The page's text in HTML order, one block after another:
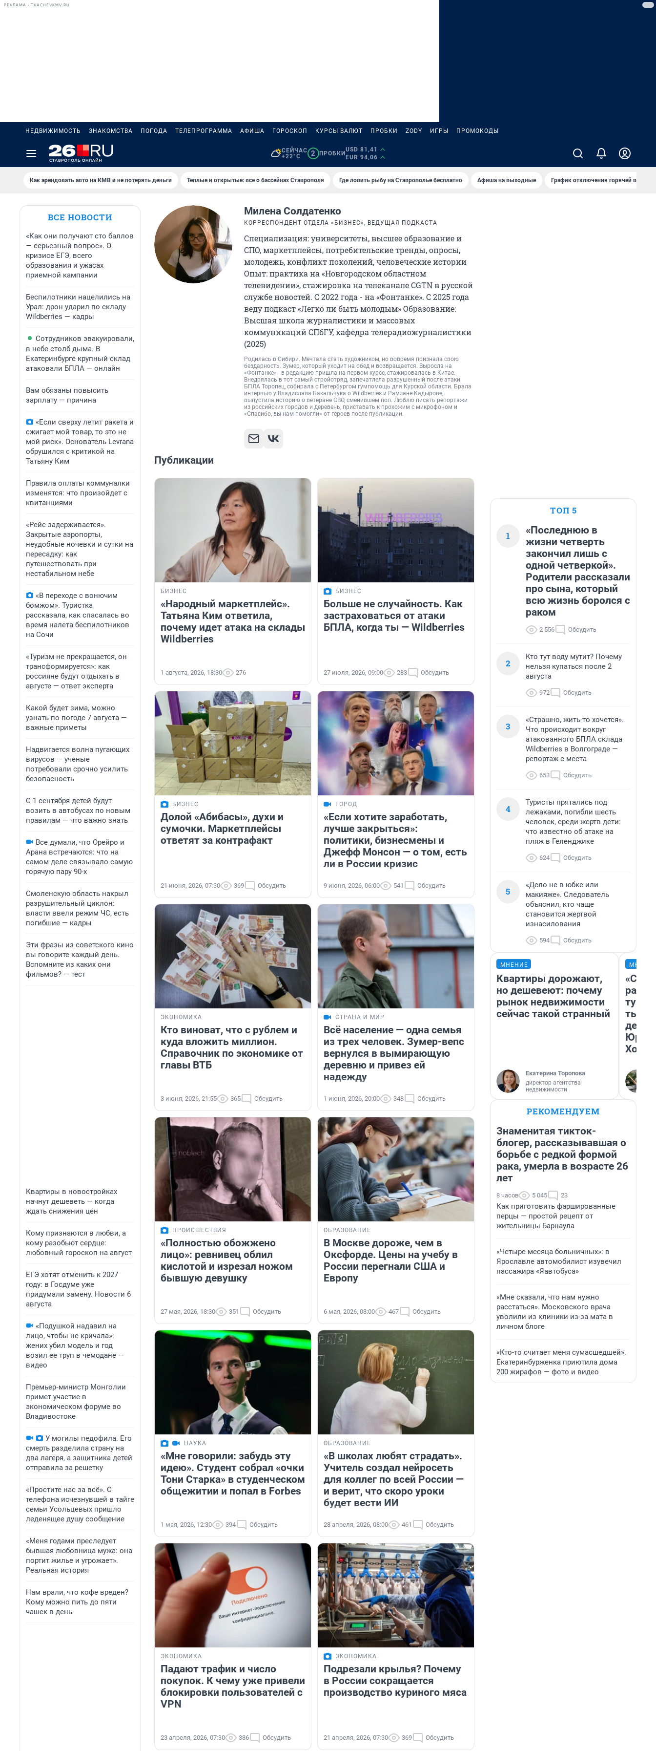
РЕКЛАМА • TKACHEVKMV.RU
НЕДВИЖИМОСТЬ ЗНАКОМСТВА ПОГОДА ТЕЛЕПРОГРАММА АФИША ГОРОСКОП КУРСЫ ВАЛЮТ ПРОБКИ ZODY ИГРЫ ПРОМОКОДЫ
СЕЙЧАС
+22°C
2 ПРОБКИ
USD 81,41
EUR 94,06
Как арендовать авто на КМВ и не потерять деньги Теплые и открытые: все о бассейнах Ставрополя Где ловить рыбу на Ставрополье бесплатно Афиша на выходные График отключения горячей воды в
ВСЕ НОВОСТИ
«Как они получают сто баллов
— серьезный вопрос». О
кризисе ЕГЭ, всего
образования и ужасах
приемной кампании
Беспилотники нацелились на
Урал: дрон ударил по складу
Wildberries — кадры
Сотрудников эвакуировали,
в небе столб дыма. В
Екатеринбурге крупный склад
атаковали БПЛА — онлайн
Вам обязаны повысить
зарплату — причина
«Если сверху летит ракета и
сжигает мой товар, то это не
мой риск». Основатель Levrana
обрушился с критикой на
Татьяну Ким
Правила оплаты коммуналки
изменятся: что произойдет с
квитанциями
«Рейс задерживается».
Закрытые аэропорты,
неудобные ночевки и сутки на
пересадку: как
путешествовать при
нестабильном небе
«В переходе с вонючим
бомжом». Туристка
рассказала, как спасалась во
время налета беспилотников
на Сочи
«Туризм не прекращается, он
трансформируется»: как
россияне будут отдыхать в
августе — ответ эксперта
Какой будет зима, можно
узнать по погоде 7 августа —
важные приметы
Надвигается волна пугающих
вирусов — ученые
потребовали срочно усилить
безопасность
С 1 сентября детей будут
возить в автобусах по новым
правилам — что важно знать
Все думали, что Орейро и
Арана встречаются: что на
самом деле связывало самую
горячую пару 90-х
Смоленскую область накрыл
разрушительный циклон:
власти ввели режим ЧС, есть
погибшие — кадры
Эти фразы из советского кино
вы говорите каждый день.
Вспомните из каких они
фильмов? — тест
Квартиры в новостройках
начнут дешеветь — когда
ждать снижения цен
Кому признаются в любви, а
кому разобьют сердце:
любовный гороскоп на август
ЕГЭ хотят отменить к 2027
году: в Госдуме уже
придумали замену. Новости 6
августа
«Подушкой надавил на
лицо, чтобы не кричала»:
жених убил модель и год
возил ее труп в чемодане —
видео
Премьер‑министр Монголии
примет участие в
экономическом форуме во
Владивостоке
У могилы педофила. Его
смерть разделила страну на
два лагеря, а защитника детей
отправила за решетку
«Простите нас за всё». С
телефона исчезнувшей в тайге
семьи Усольцевых пришло
леденящее душу сообщение
«Меня годами преследует
бывшая любовница мужа: она
портит жилье и угрожает».
Реальная история
Нам врали, что кофе вреден?
Кому можно пить до пяти
чашек в день
Милена Солдатенко
КОРРЕСПОНДЕНТ ОТДЕЛА «БИЗНЕС», ВЕДУЩАЯ ПОДКАСТА
Специализация: университеты, высшее образование и
СПО, маркетплейсы, потребительские тренды, опросы,
молодежь, конфликт поколений, человеческие истории
Опыт: практика на «Новгородском областном
телевидении», стажировка на телеканале CGTN в русской
службе новостей. С 2022 года - на «Фонтанке». С 2025 года
веду подкаст «Легко ли быть молодым» Образование:
Высшая школа журналистики и массовых
коммуникаций СПбГУ, кафедра телерадиожурналистики
(2025)
Родилась в Сибири. Мечтала стать художником, но вовремя признала свою
бездарность. Зумер, который уходит на обед и возвращается. Выросла на
«Фонтанке» - в редакцию пришла на первом курсе, стажировалась в Китае.
Внедрялась в тот самый стройотряд, запечатлела разрушенный после атаки
БПЛА Торопец, собирала с Петербургом гумпомощь для Курской области. Брала
интервью у Владислава Бакальчука о Wildberries и Рамзане Кадырове,
выпустила историю о ветеране СВО, сменившем пол. Люблю писать репортажи
из российских городов и деревень, приставать к прохожим с микрофоном и
«Спасибо, вы нам помогли» от героев после публикации.
Публикации
БИЗНЕС
«Народный маркетплейс».
Татьяна Ким ответила,
почему идет атака на склады
Wildberries
1 августа, 2026, 18:30 276
БИЗНЕС
Больше не случайность. Как
застраховаться от атаки
БПЛА, когда ты — Wildberries
27 июля, 2026, 09:00 283 Обсудить
БИЗНЕС
Долой «Абибасы», духи и
сумочки. Маркетплейсы
ответят за контрафакт
21 июня, 2026, 07:30 369 Обсудить
ГОРОД
«Если хотите заработать,
лучше закрыться»:
политики, бизнесмены и
Джефф Монсон — о том, есть
ли в России кризис
9 июня, 2026, 06:00 541 Обсудить
ЭКОНОМИКА
Кто виноват, что с рублем и
куда вложить миллион.
Справочник по экономике от
главы ВТБ
3 июня, 2026, 21:55 365 Обсудить
СТРАНА И МИР
Всё население — одна семья
из трех человек. Зумер-вепс
вернулся в вымирающую
деревню и привез ей
надежду
1 июня, 2026, 20:00 348 Обсудить
ПРОИСШЕСТВИЯ
«Полностью обожжено
лицо»: ревнивец облил
кислотой и изрезал ножом
бывшую девушку
27 мая, 2026, 18:30 351 Обсудить
ОБРАЗОВАНИЕ
В Москве дороже, чем в
Оксфорде. Цены на учебу в
России перегнали США и
Европу
6 мая, 2026, 08:00 467 Обсудить
НАУКА
«Мне говорили: забудь эту
идею». Студент собрал «очки
Тони Старка» в студенческом
общежитии и попал в Forbes
1 мая, 2026, 12:30 394 Обсудить
ОБРАЗОВАНИЕ
«В школах любят страдать».
Учитель создал нейросеть
для коллег по всей России —
и верит, что скоро уроки
будет вести ИИ
28 апреля, 2026, 08:00 461 Обсудить
ЭКОНОМИКА
Падают трафик и число
покупок. К чему уже привели
блокировки пользователей с
VPN
23 апреля, 2026, 07:30 386 Обсудить
ЭКОНОМИКА
Подрезали крылья? Почему
в России сокращается
производство куриного мяса
21 апреля, 2026, 07:30 369 Обсудить
ТОП 5
1
«Последнюю в
жизни четверть
закончил лишь с
одной четверкой».
Родители рассказали
про сына, который
всю жизнь боролся с
раком
2 556 Обсудить
2
Кто тут воду мутит? Почему
нельзя купаться после 2
августа
972 Обсудить
3
«Страшно, жить-то хочется».
Что происходит вокруг
атакованного БПЛА склада
Wildberries в Волгограде —
репортаж с места
653 Обсудить
4
Туристы прятались под
лежаками, погибли шесть
человек, среди жертв дети:
что известно об атаке на
пляж в Геленджике
624 Обсудить
5
«Дело не в юбке или
макияже». Следователь
объяснил, кто чаще
становится жертвой
изнасилования
594 Обсудить
МНЕНИЕ
Квартиры дорожают,
но дешевеют: почему
рынок недвижимости
сейчас такой странный
Екатерина Торопова
директор агентства
недвижимости
день
РЕКОМЕНДУЕМ
Знаменитая тикток-
блогер, рассказывавшая о
борьбе с редкой формой
рака, умерла в возрасте 26
лет
8 часов 5 045 23
Как приготовить фаршированные
перцы — простой рецепт от
жительницы Барнаула
«Четыре месяца больничных»: в
Ярославле автомобилист изувечил
пассажира «Яавтобуса»
«Мне сказали, что нам нужно
расстаться». Московского врача
уволили из клиники из-за мата в
личном блоге
«Кто-то считает меня сумасшедшей».
Екатеринбурженка приютила дома
200 жирафов — фото и видео